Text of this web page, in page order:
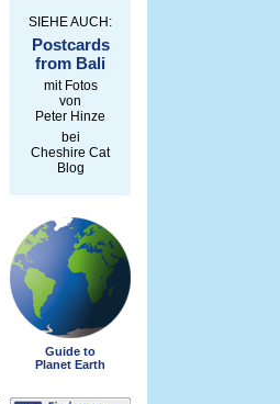
SIEHE AUCH:
Postcards
from Bali
mit Fotos
von
Peter Hinze
bei
Cheshire Cat
Blog
Guide to
Planet Earth